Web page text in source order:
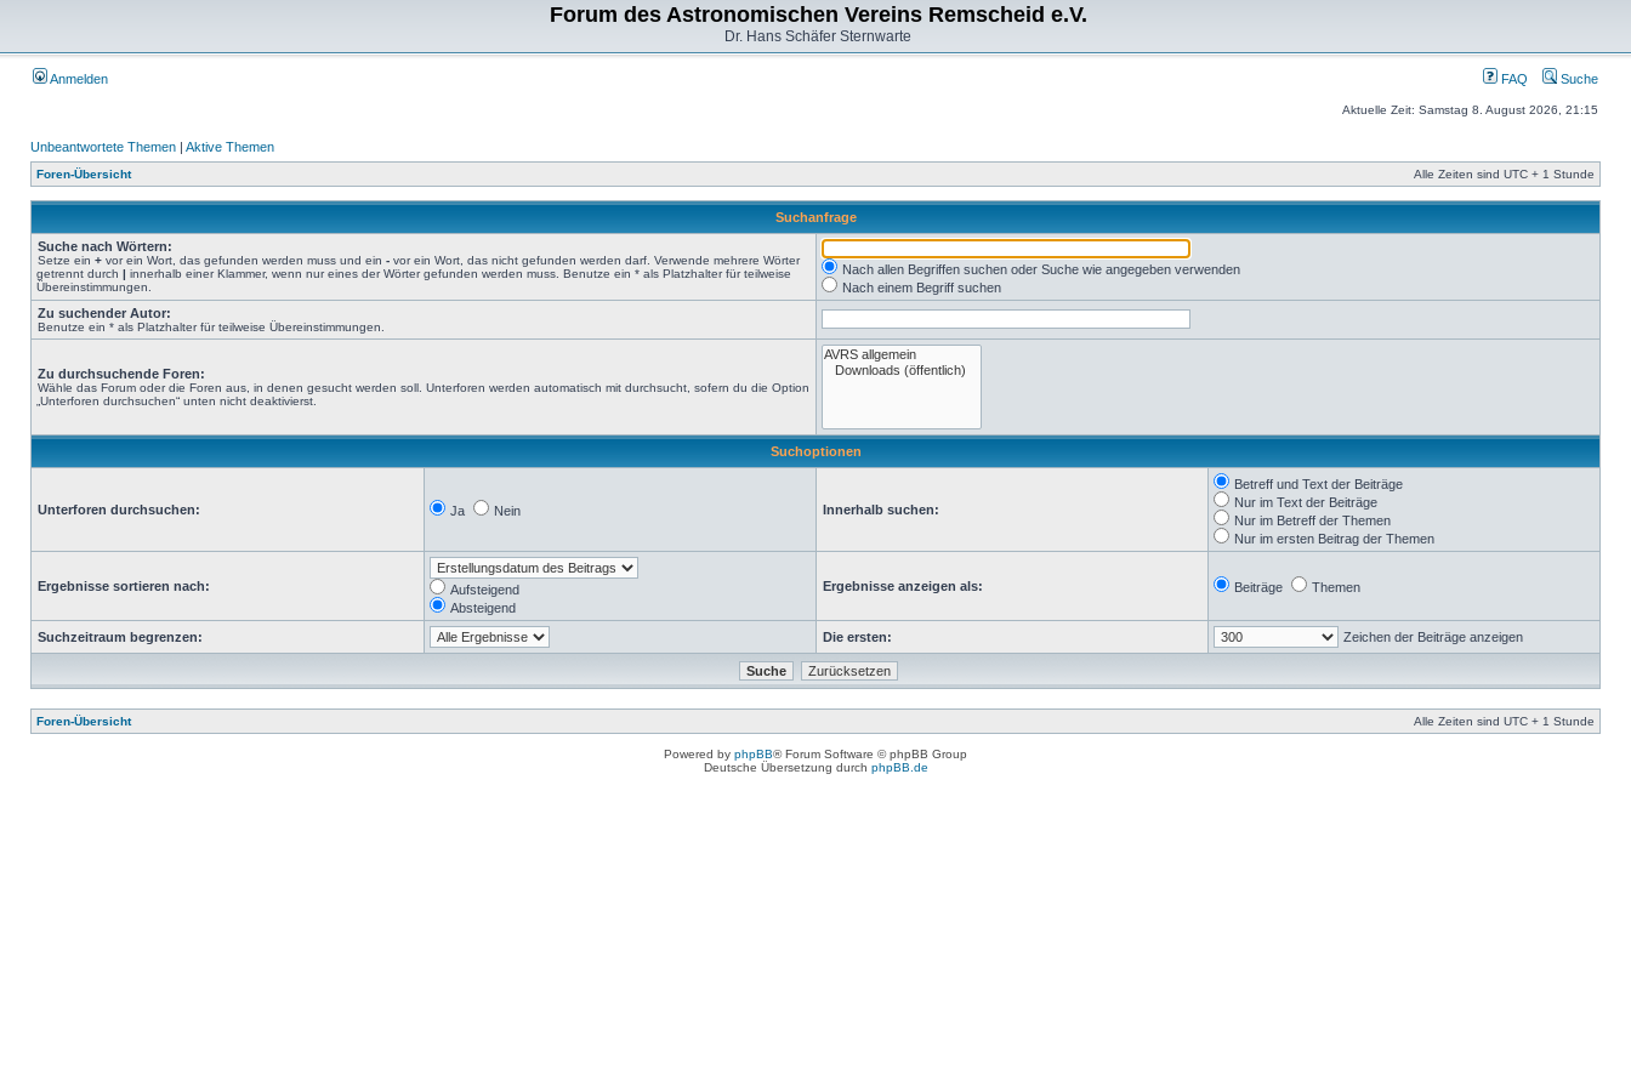
Forum des Astronomischen Vereins Remscheid e.V.
Dr. Hans Schäfer Sternwarte
Anmelden FAQ Suche
Aktuelle Zeit: Samstag 8. August 2026, 21:15
Unbeantwortete Themen | Aktive Themen
Foren-Übersicht Alle Zeiten sind UTC + 1 Stunde
Suchanfrage
Suche nach Wörtern:
Setze ein + vor ein Wort, das gefunden werden muss und ein - vor ein Wort, das nicht gefunden werden darf. Verwende mehrere Wörter
getrennt durch | innerhalb einer Klammer, wenn nur eines der Wörter gefunden werden muss. Benutze ein * als Platzhalter für teilweise
Übereinstimmungen.
Nach allen Begriffen suchen oder Suche wie angegeben verwenden
Nach einem Begriff suchen
Zu suchender Autor:
Benutze ein * als Platzhalter für teilweise Übereinstimmungen.
Zu durchsuchende Foren:
Wähle das Forum oder die Foren aus, in denen gesucht werden soll. Unterforen werden automatisch mit durchsucht, sofern du die Option
„Unterforen durchsuchen“ unten nicht deaktivierst.
Suchoptionen
Unterforen durchsuchen: Ja Nein Innerhalb suchen:
Betreff und Text der Beiträge
Nur im Text der Beiträge
Nur im Betreff der Themen
Nur im ersten Beitrag der Themen
Ergebnisse sortieren nach:
Aufsteigend
Absteigend
Ergebnisse anzeigen als: Beiträge Themen
Suchzeitraum begrenzen: Die ersten: Zeichen der Beiträge anzeigen
Foren-Übersicht Alle Zeiten sind UTC + 1 Stunde
Powered by phpBB® Forum Software © phpBB Group
Deutsche Übersetzung durch phpBB.de